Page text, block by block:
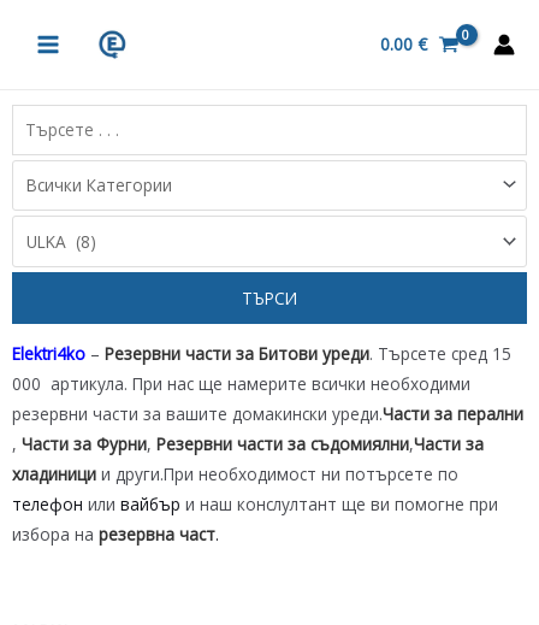
MENU
0.00 €
Elektri4ko – Резервни части за Битови уреди. Търсете сред 15
000 артикула. При нас ще намерите всички необходими
резервни части за вашите домакински уреди.Части за перални
, Части за Фурни, Резервни части за съдомиялни,Части за
хладиници и други.При необходимост ни потърсете по
телефон или вайбър и наш конслултант ще ви помогне при
избора на резервна част.